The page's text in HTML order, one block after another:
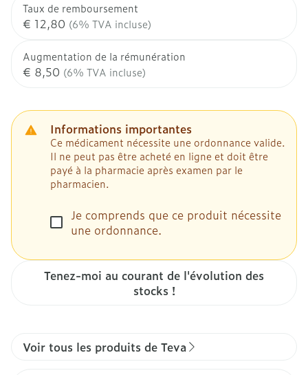
Taux de remboursement
€ 12,80 (6% TVA incluse)
Augmentation de la rémunération
€ 8,50 (6% TVA incluse)
Informations importantes
Ce médicament nécessite une ordonnance valide.
Il ne peut pas être acheté en ligne et doit être
payé à la pharmacie après examen par le
pharmacien.
Je comprends que ce produit nécessite
une ordonnance.
Tenez-moi au courant de l'évolution des
stocks !
Voir tous les produits de Teva